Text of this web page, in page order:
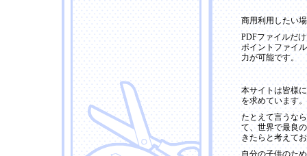
商用利用したい
PDFファイルだ
ポイントファイ
力が可能です。
本サイトは皆様
を求めています。
たとえて言うな
て、世界で最良
きたらと考えて
自分の子供のた